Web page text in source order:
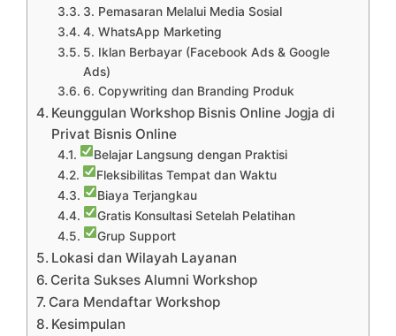
3. Pemasaran Melalui Media Sosial
4. WhatsApp Marketing
5. Iklan Berbayar (Facebook Ads & Google
Ads)
6. Copywriting dan Branding Produk
Keunggulan Workshop Bisnis Online Jogja di
Privat Bisnis Online
Belajar Langsung dengan Praktisi
Fleksibilitas Tempat dan Waktu
Biaya Terjangkau
Gratis Konsultasi Setelah Pelatihan
Grup Support
Lokasi dan Wilayah Layanan
Cerita Sukses Alumni Workshop
Cara Mendaftar Workshop
Kesimpulan